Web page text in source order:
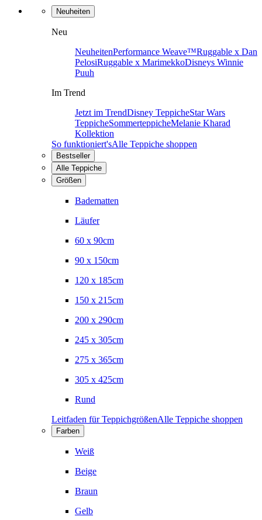
Neuheiten
Neu
NeuheitenPerformance Weave™Ruggable x Dan
PelosiRuggable x MarimekkoDisneys Winnie
Puuh
Im Trend
Jetzt im TrendDisney TeppicheStar Wars
TeppicheSommerteppicheMelanie Kharad
Kollektion
So funktioniert'sAlle Teppiche shoppen
Bestseller
Alle Teppiche
Größen
Badematten
Läufer
60 x 90cm
90 x 150cm
120 x 185cm
150 x 215cm
200 x 290cm
245 x 305cm
275 x 365cm
305 x 425cm
Rund
Leitfaden für TeppichgrößenAlle Teppiche shoppen
Farben
Weiß
Beige
Braun
Gelb